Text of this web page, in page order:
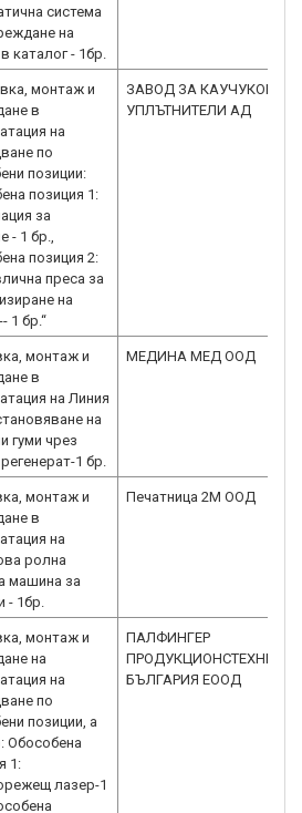
система
на
каталог - 1бр.
монтаж и
в
на
по
позиции:
позиция 1:
за
- 1 бр.,
позиция 2:
преса за
на
1 бр.“
ЗАВОД ЗА КАУЧУКОВИ
УПЛЪТНИТЕЛИ АД
монтаж и
в
на Линия
на
гуми чрез
1 бр.
МЕДИНА МЕД ООД
монтаж и
в
на
ролна
машина за
- 1бр.
Печатница 2М ООД
монтаж и
на
на
по
позиции, а
Обособена
1:
лазер-1
ПАЛФИНГЕР
ПРОДУКЦИОНСТЕХНИК
БЪЛГАРИЯ ЕООД